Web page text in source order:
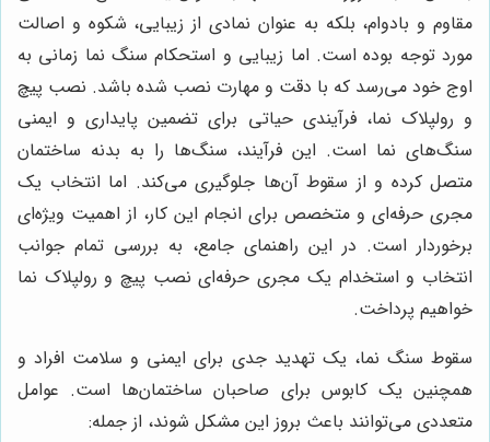
مقاوم و بادوام، بلکه به عنوان نمادی از زیبایی، شکوه و اصالت
مورد توجه بوده است. اما زیبایی و استحکام سنگ نما زمانی به
اوج خود می‌رسد که با دقت و مهارت نصب شده باشد. نصب پیچ
و رولپلاک نما، فرآیندی حیاتی برای تضمین پایداری و ایمنی
سنگ‌های نما است. این فرآیند، سنگ‌ها را به بدنه ساختمان
متصل کرده و از سقوط آن‌ها جلوگیری می‌کند. اما انتخاب یک
مجری حرفه‌ای و متخصص برای انجام این کار، از اهمیت ویژه‌ای
برخوردار است. در این راهنمای جامع، به بررسی تمام جوانب
انتخاب و استخدام یک مجری حرفه‌ای نصب پیچ و رولپلاک نما
خواهیم پرداخت.
سقوط سنگ نما، یک تهدید جدی برای ایمنی و سلامت افراد و
همچنین یک کابوس برای صاحبان ساختمان‌ها است. عوامل
متعددی می‌توانند باعث بروز این مشکل شوند، از جمله: